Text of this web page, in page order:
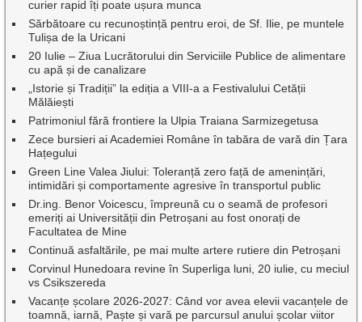
curier rapid îți poate ușura munca
Sărbătoare cu recunoștință pentru eroi, de Sf. Ilie, pe muntele
Tulișa de la Uricani
20 Iulie – Ziua Lucrătorului din Serviciile Publice de alimentare
cu apă și de canalizare
„Istorie și Tradiții” la ediția a VIII-a a Festivalului Cetății
Mălăiești
Patrimoniul fără frontiere la Ulpia Traiana Sarmizegetusa
Zece bursieri ai Academiei Române în tabăra de vară din Țara
Hațegului
Green Line Valea Jiului: Toleranță zero față de amenințări,
intimidări și comportamente agresive în transportul public
Dr.ing. Benor Voicescu, împreună cu o seamă de profesori
emeriți ai Universității din Petroșani au fost onorați de
Facultatea de Mine
Continuă asfaltările, pe mai multe artere rutiere din Petroșani
Corvinul Hunedoara revine în Superliga luni, 20 iulie, cu meciul
vs Csikszereda
Vacanțe școlare 2026-2027: Când vor avea elevii vacanțele de
toamnă, iarnă, Paște și vară pe parcursul anului școlar viitor